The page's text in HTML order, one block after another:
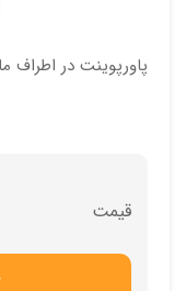
پاورپوینت در اطراف